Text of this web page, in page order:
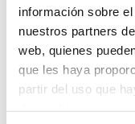
información sobre
nuestros partners
web, quienes
que les haya
partir del uso que
¿Has olvidado tu